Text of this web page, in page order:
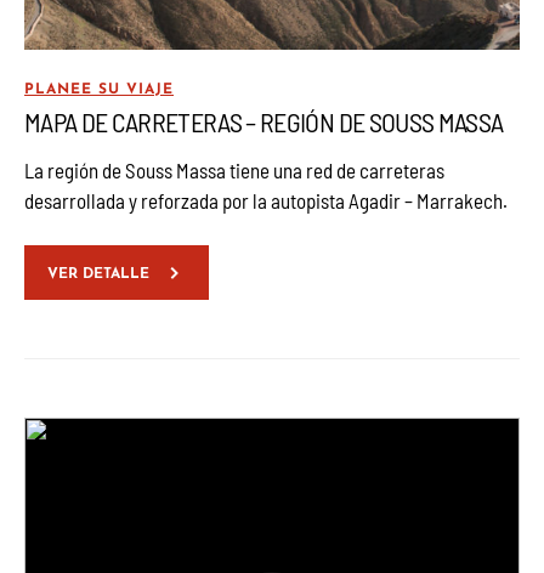
PLANEE SU VIAJE
MAPA DE CARRETERAS – REGIÓN DE SOUSS MASSA
La región de Souss Massa tiene una red de carreteras
desarrollada y reforzada por la autopista Agadir – Marrakech.
VER DETALLE